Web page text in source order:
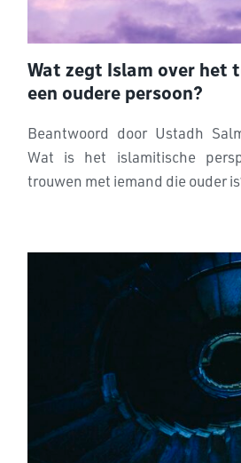
Wat zegt Islam over het
een oudere persoon?
Beantwoord door Ustadh
Wat is het islamitische
trouwen met iemand die ouder